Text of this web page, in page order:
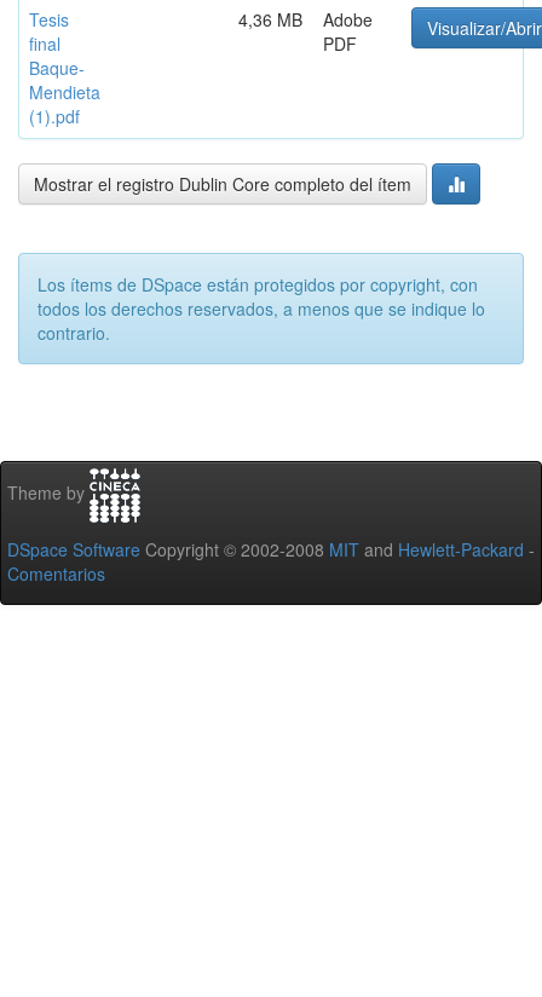
Tesis
final
Baque-
Mendieta
(1).pdf
4,36 MB
Adobe
PDF
Visualizar/Abrir
Mostrar el registro Dublin Core completo del ítem
Los ítems de DSpace están protegidos por copyright, con
todos los derechos reservados, a menos que se indique lo
contrario.
Theme by
DSpace Software Copyright © 2002-2008 MIT and Hewlett-Packard -
Comentarios